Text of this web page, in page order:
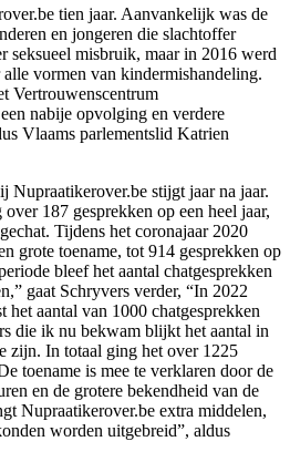
tien jaar. Aanvankelijk was de
en jongeren die slachtoffer
seksueel misbruik, maar in 2016 werd
alle vormen van kindermishandeling.
Vertrouwenscentrum
nabije opvolging en verdere
Vlaams parlementslid Katrien
Nupraatikerover.be stijgt jaar na jaar.
187 gesprekken op een heel jaar,
Tijdens het coronajaar 2020
grote toename, tot 914 gesprekken op
bleef het aantal chatgesprekken
gaat Schryvers verder, “In 2022
het aantal van 1000 chatgesprekken
die ik nu bekwam blijkt het aantal in
zijn. In totaal ging het over 1225
toename is mee te verklaren door de
en de grotere bekendheid van de
Nupraatikerover.be extra middelen,
worden uitgebreid”, aldus